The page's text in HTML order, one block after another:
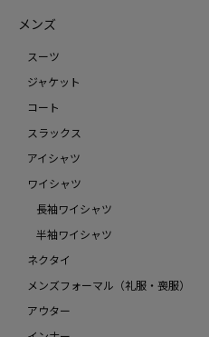
メンズ
スーツ
ジャケット
コート
スラックス
アイシャツ
ワイシャツ
長袖ワイシャツ
半袖ワイシャツ
ネクタイ
メンズフォーマル（礼服・喪服）
アウター